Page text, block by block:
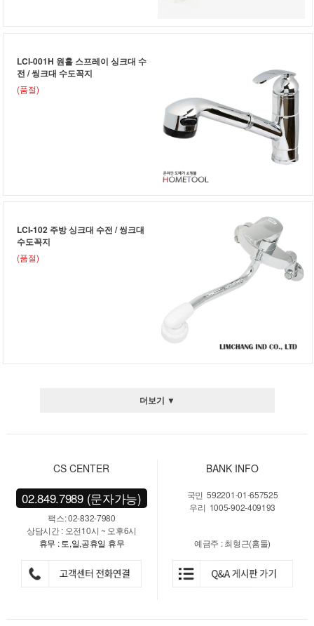
LCI-001H 원홀 스프레이 싱크대 수
전 / 씽크대 수도꼭지
(품절)
LCI-102 주방 싱크대 수전 / 씽크대
수도꼭지
(품절)
더보기 ▼
CS CENTER
02.849.7989 (문자가능)
팩스: 02-832-7980
상담시간 : 오전10시 ~ 오후6시
휴무 : 토,일,공휴일 휴무
BANK INFO
국민 592201-01-657525
우리 1005-902-409193
예금주 : 최형근(홈툴)